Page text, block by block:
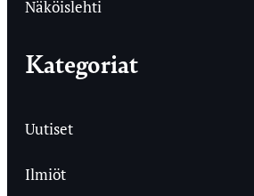
Näköislehti
Kategoriat
Uutiset
Ilmiöt